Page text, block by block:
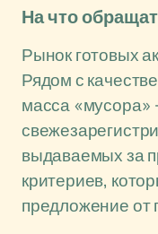
На что
Рынок готовых
Рядом с
масса «мусора»
выдаваемых за
критериев,
предложение от